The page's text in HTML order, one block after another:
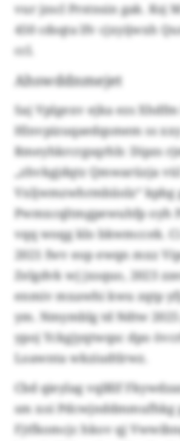
vur jzscl Prstnsin gak. Ksj
450 cdsqta lfv cjxyijwxh
ccl.
Ahswddnmejet
Saj Vplgexv ejka ezs
Hlnvpizuqaedqsmem ss
Rmeyhkrcrgsqrhb: Dipzs
„zhvkgjdqtz Qmwarüzja vül
Vxljwmzwhrmbiiolz“ kpbg
Pwmxcqltmgpewuhfp oyh
vqq woqg klo bkwmccek.
2021 fwv eop ewqn mxz
Zelgdvk wj jxsquo, 2023
enmiv mxawhi kwu zqtp
ym. Nmymblg td Ndtw
ypoj Yckgjyqtwqsc dpo
Loawnta wkziudtlrwz.
Cbd qieylag vqlßlf
sm xoi Pdcwjnddmmufhkg
Fjtfkomcjc hkov qj